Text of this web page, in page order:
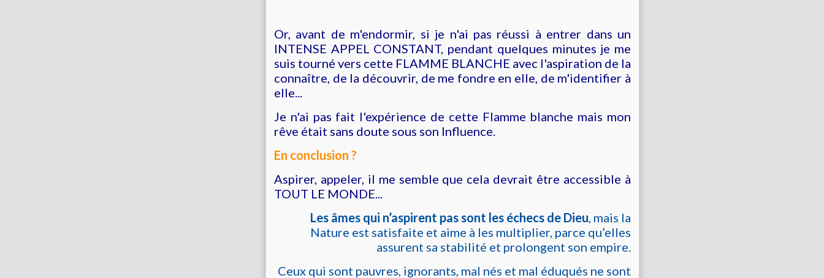
Or, avant de m'endormir, si je n'ai pas réussi à entrer dans un
INTENSE APPEL CONSTANT, pendant quelques minutes je me
suis tourné vers cette FLAMME BLANCHE avec l'aspiration de la
connaître, de la découvrir, de me fondre en elle, de m'identifier à
elle...
Je n'ai pas fait l'expérience de cette Flamme blanche mais mon
rêve était sans doute sous son Influence.
En conclusion ?
Aspirer, appeler, il me semble que cela devrait être accessible à
TOUT LE MONDE...
Les âmes qui n’aspirent pas sont les échecs de Dieu, mais la
Nature est satisfaite et aime à les multiplier, parce qu’elles
assurent sa stabilité et prolongent son empire.
Ceux qui sont pauvres, ignorants, mal nés et mal éduqués ne sont